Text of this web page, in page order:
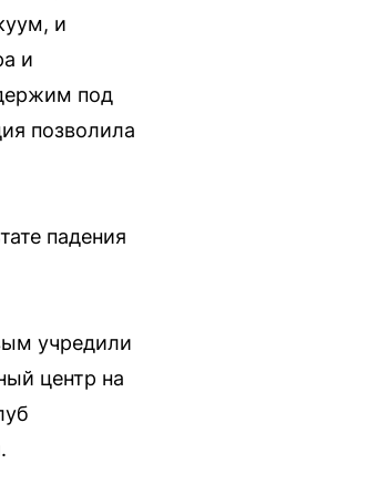
и
и
под
позволила
падения
учредили
центр на